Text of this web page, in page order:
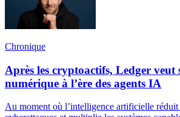
Chronique
Après les cryptoactifs, Ledger veut
numérique à l’ère des agents IA
Au moment où l’intelligence artificielle réduit